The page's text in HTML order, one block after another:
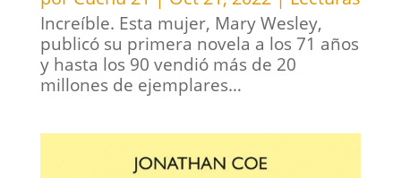
Increíble. Esta mujer, Mary Wesley,
publicó su primera novela a los 71 años
y hasta los 90 vendió más de 20
millones de ejemplares…